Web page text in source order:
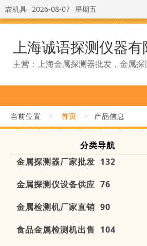
农机具 2026-08-07 星期五
上海诚语探测仪器有
主营：上海金属探测器批发，金属
当前位置 > 首页 > 产品信息
分类导航
金属探测器厂家批发 132
金属探测仪设备供应 76
金属检测机厂家直销 90
食品金属检测机出售 104